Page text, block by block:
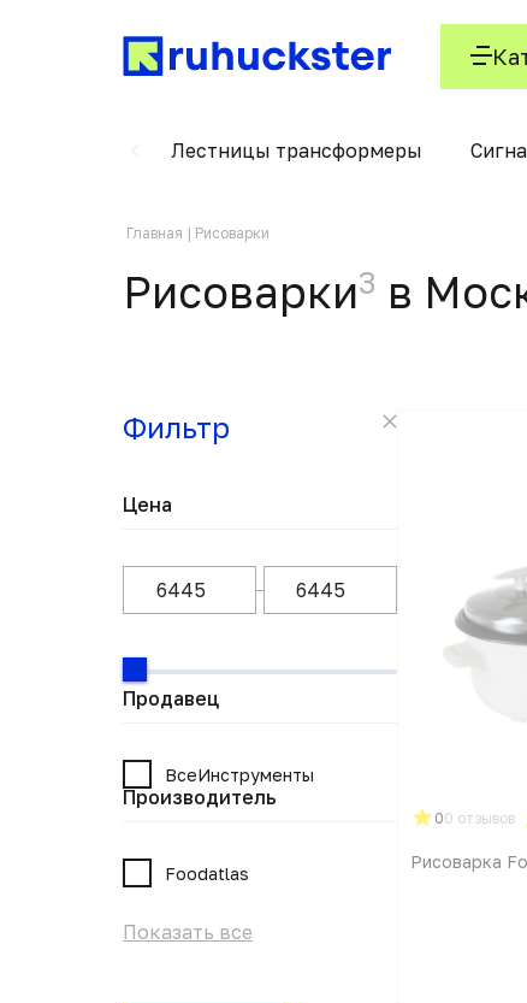
Лестницы трансформеры
Главная Рисоварки
Рисоварки3 в
Фильтр
Цена
Продавец
ВсеИнструменты
Производитель
Foodatlas
Показать все
00 отзывов
Рисоварка